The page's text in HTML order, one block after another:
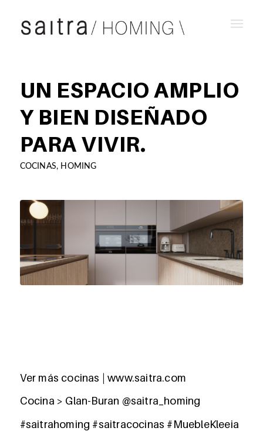
UN ESPACIO AMPLIO
Y BIEN DISEÑADO
PARA VIVIR.
COCINAS, HOMING
Ver más cocinas | www.saitra.com
Cocina > Glan-Buran @saitra_homing
#saitrahoming #saitracocinas #MuebleKleeia